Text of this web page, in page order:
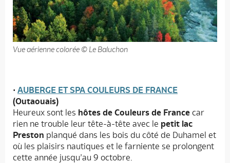
Vue aérienne colorée © Le Baluchon
• AUBERGE ET SPA COULEURS DE FRANCE
(Outaouais)
Heureux sont les hôtes de Couleurs de France car
rien ne trouble leur tête-à-tête avec le petit lac
Preston planqué dans les bois du côté de Duhamel et
où les plaisirs nautiques et le farniente se prolongent
cette année jusqu’au 9 octobre.